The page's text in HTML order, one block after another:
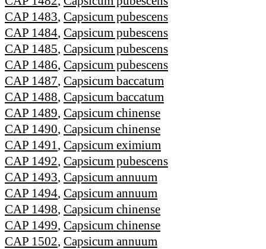
CAP 1483, Capsicum pubescens
CAP 1484, Capsicum pubescens
CAP 1485, Capsicum pubescens
CAP 1486, Capsicum pubescens
CAP 1487, Capsicum baccatum
CAP 1488, Capsicum baccatum
CAP 1489, Capsicum chinense
CAP 1490, Capsicum chinense
CAP 1491, Capsicum eximium
CAP 1492, Capsicum pubescens
CAP 1493, Capsicum annuum
CAP 1494, Capsicum annuum
CAP 1498, Capsicum chinense
CAP 1499, Capsicum chinense
CAP 1502, Capsicum annuum